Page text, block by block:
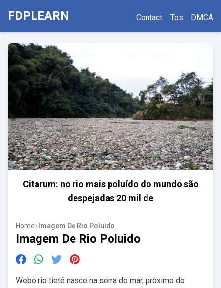
FDPLEARN Contact Tos DMCA
Citarum: no rio mais poluído do mundo são
despejadas 20 mil de
Home> Imagem De Rio Poluido
Imagem De Rio Poluido
Webo rio tietê nasce na serra do mar, próximo do